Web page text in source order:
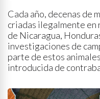
Cada año, decenas de
criadas ilegalmente
de Nicaragua,
investigaciones de
parte de estos
introducida de